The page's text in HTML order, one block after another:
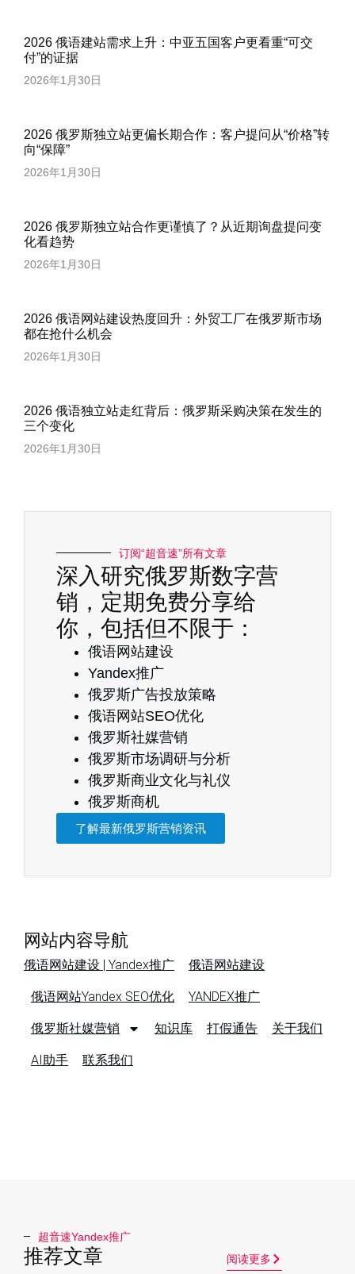
2026 俄语建站需求上升：中亚五国客户更看重“可交
付”的证据
2026年1月30日
2026 俄罗斯独立站更偏长期合作：客户提问从“价格”转
向“保障”
2026年1月30日
2026 俄罗斯独立站合作更谨慎了？从近期询盘提问变
化看趋势
2026年1月30日
2026 俄语网站建设热度回升：外贸工厂在俄罗斯市场
都在抢什么机会
2026年1月30日
2026 俄语独立站走红背后：俄罗斯采购决策在发生的
三个变化
2026年1月30日
订阅“超音速”所有文章
深入研究俄罗斯数字营
销，定期免费分享给
你，包括但不限于：
俄语网站建设
Yandex推广
俄罗斯广告投放策略
俄语网站SEO优化
俄罗斯社媒营销
俄罗斯市场调研与分析
俄罗斯商业文化与礼仪
俄罗斯商机
了解最新俄罗斯营销资讯
网站内容导航
俄语网站建设 | Yandex推广 俄语网站建设
俄语网站Yandex SEO优化 YANDEX推广
俄罗斯社媒营销 知识库 打假通告 关于我们
AI助手 联系我们
超音速Yandex推广​
推荐文章 阅读更多